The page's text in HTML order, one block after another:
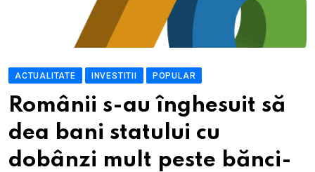
ACTUALITATE INVESTITII POPULAR
Românii s-au înghesuit să
dea bani statului cu
dobânzi mult peste bănci-